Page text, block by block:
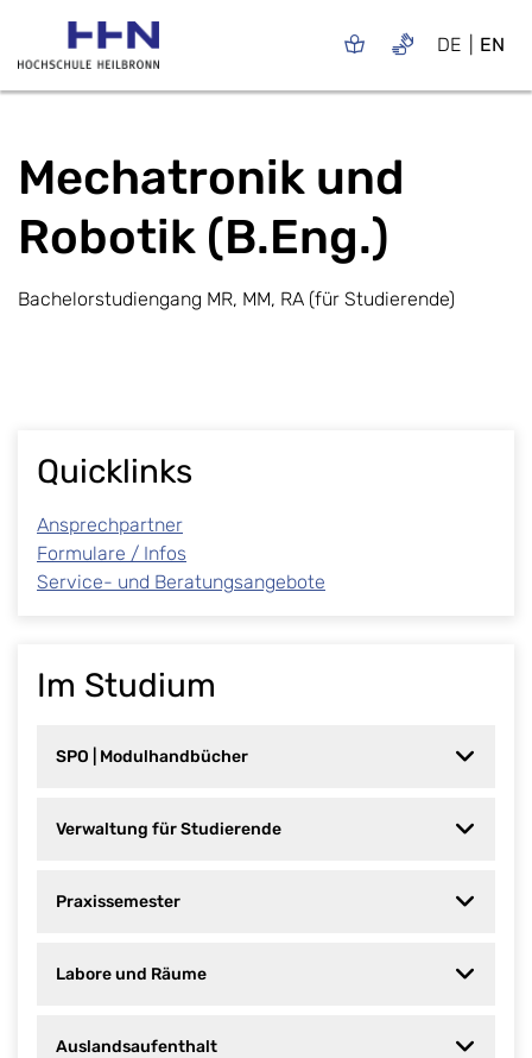
DE EN
Mechatronik und
Robotik (B.Eng.)
Bachelorstudiengang MR, MM, RA (für Studierende)
Quicklinks
Ansprechpartner
Formulare / Infos
Service- und Beratungsangebote
Im Studium
SPO | Modulhandbücher
Verwaltung für Studierende
Praxissemester
Labore und Räume
Auslandsaufenthalt